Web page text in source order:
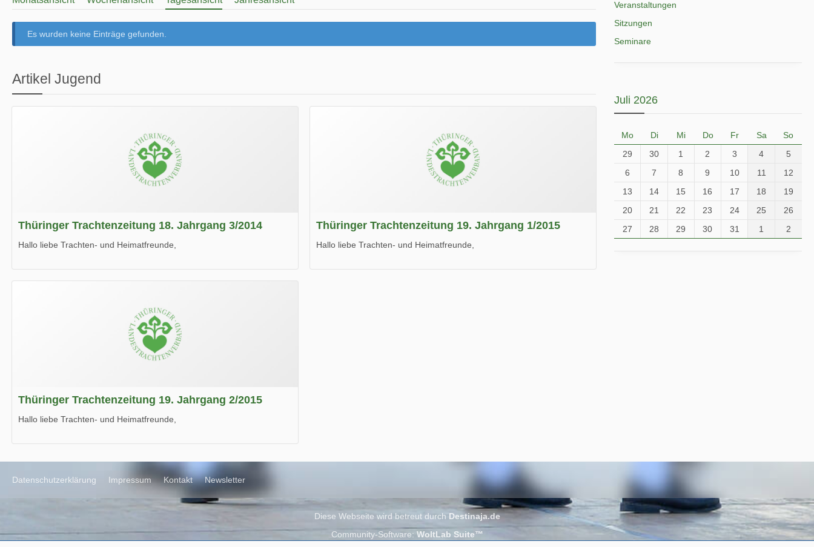
Es wurden keine Einträge gefunden.
Artikel Jugend
Thüringer Trachtenzeitung 18. Jahrgang 3/2014
Hallo liebe Trachten- und Heimatfreunde,
Wir wünschen Euch viel Spaß beim Lesen.
Thüringer Trachtenzeitung 19. Jahrgang 1/2015
Hallo liebe Trachten- und Heimatfreunde,
Thüringer Trachtenzeitung 19. Jahrgang 2/2015
Hallo liebe Trachten- und Heimatfreunde,
Veranstaltungen
Sitzungen
Seminare
Juli 2026
Mo Di Mi Do Fr Sa
So
29
30 1 2 3 4
5
6
7 8 9 10 11
12
13
14 15 16 17 18
19
20
21 22 23 24 25
26
27
28 29 30 31 1 2
Datenschutzerklärung Impressum Kontakt Newsletter
Diese Webseite wird betreut durch Destinaja.de
Community-Software: WoltLab Suite™